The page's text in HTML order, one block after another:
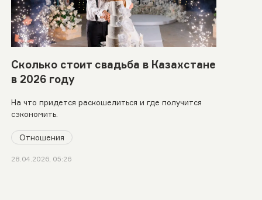
Сколько стоит свадьба в Казахстане
в 2026 году
На что придется раскошелиться и где получится
сэкономить.
Отношения
28.04.2026, 05:26